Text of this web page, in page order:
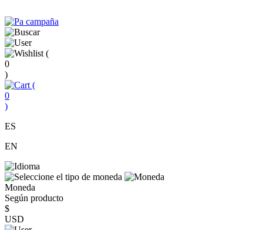
(
0
)
(
0
)
ES
EN
Moneda
Según producto
$
USD